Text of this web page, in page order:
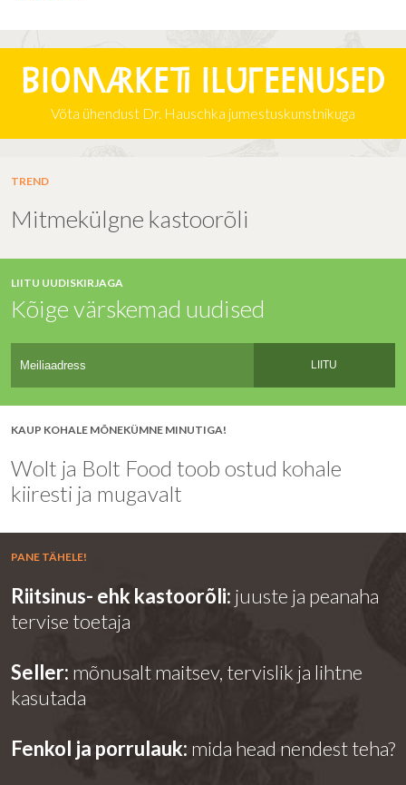
Biomarketi iluteenused
Võta ühendust Dr. Hauschka jumestuskunstnikuga
TREND
Mitmekülgne kastoorõli
LIITU UUDISKIRJAGA
Kõige värskemad uudised
LIITU
KAUP KOHALE MÕNEKÜMNE MINUTIGA!
Wolt ja Bolt Food toob ostud kohale
kiiresti ja mugavalt
PANE TÄHELE!
Riitsinus- ehk kastoorõli: juuste ja peanaha
tervise toetaja
Seller: mõnusalt maitsev, tervislik ja lihtne
kasutada
Fenkol ja porrulauk: mida head nendest teha?